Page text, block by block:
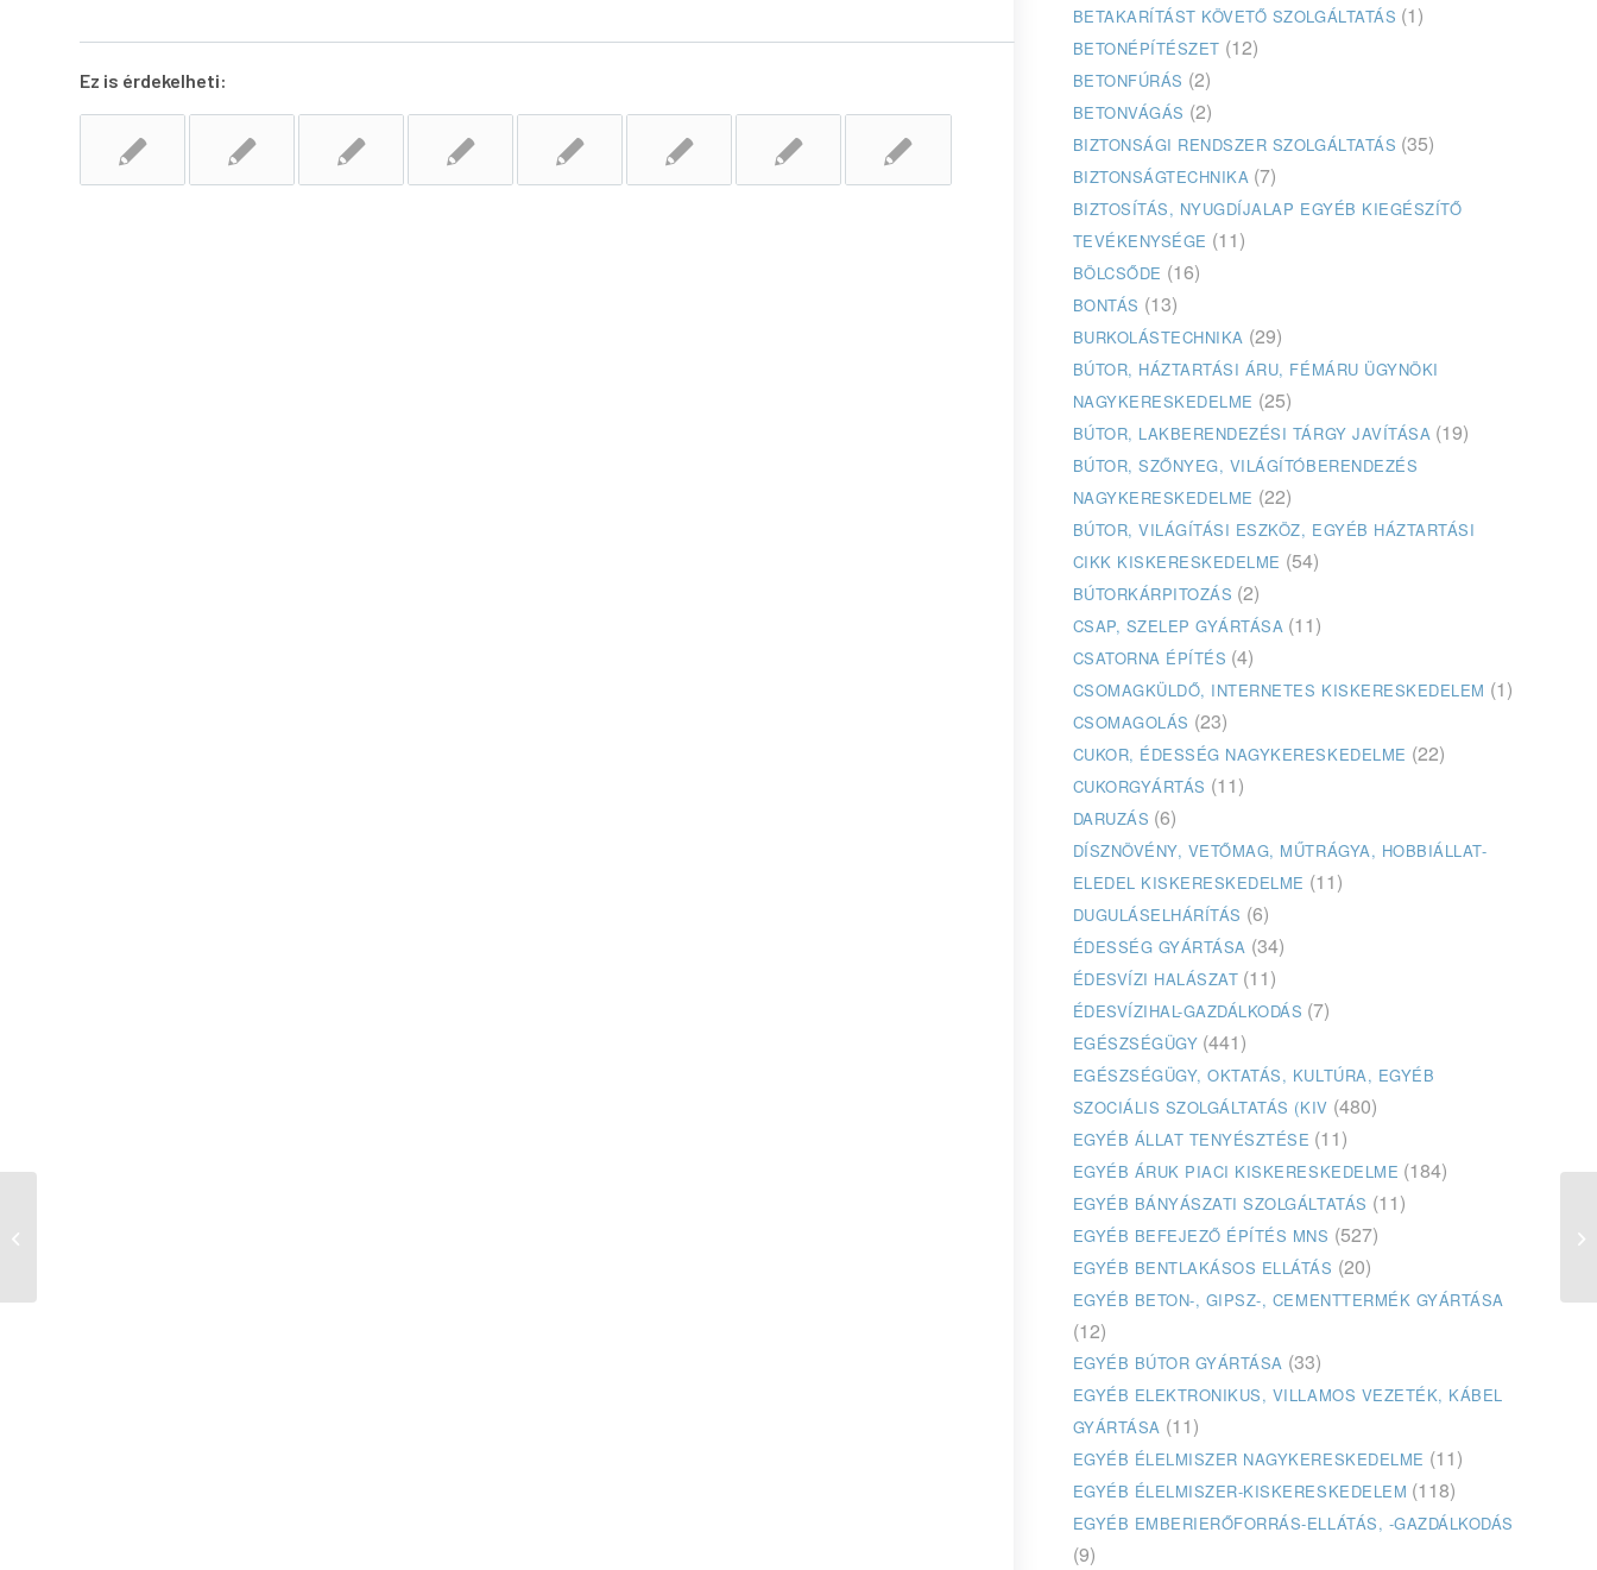
Ez is érdekelheti:
BETAKARÍTÁST KÖVETŐ SZOLGÁLTATÁS (1)
BETONÉPÍTÉSZET (12)
BETONFÚRÁS (2)
BETONVÁGÁS (2)
BIZTONSÁGI RENDSZER SZOLGÁLTATÁS (35)
BIZTONSÁGTECHNIKA (7)
BIZTOSÍTÁS, NYUGDÍJALAP EGYÉB KIEGÉSZÍTŐ
TEVÉKENYSÉGE (11)
BÖLCSŐDE (16)
BONTÁS (13)
BURKOLÁSTECHNIKA (29)
BÚTOR, HÁZTARTÁSI ÁRU, FÉMÁRU ÜGYNÖKI
NAGYKERESKEDELME (25)
BÚTOR, LAKBERENDEZÉSI TÁRGY JAVÍTÁSA (19)
BÚTOR, SZŐNYEG, VILÁGÍTÓBERENDEZÉS
NAGYKERESKEDELME (22)
BÚTOR, VILÁGÍTÁSI ESZKÖZ, EGYÉB HÁZTARTÁSI
CIKK KISKERESKEDELME (54)
BÚTORKÁRPITOZÁS (2)
CSAP, SZELEP GYÁRTÁSA (11)
CSATORNA ÉPÍTÉS (4)
CSOMAGKÜLDŐ, INTERNETES KISKERESKEDELEM (1)
CSOMAGOLÁS (23)
CUKOR, ÉDESSÉG NAGYKERESKEDELME (22)
CUKORGYÁRTÁS (11)
DARUZÁS (6)
DÍSZNÖVÉNY, VETŐMAG, MŰTRÁGYA, HOBBIÁLLAT-
ELEDEL KISKERESKEDELME (11)
DUGULÁSELHÁRÍTÁS (6)
ÉDESSÉG GYÁRTÁSA (34)
ÉDESVÍZI HALÁSZAT (11)
ÉDESVÍZIHAL-GAZDÁLKODÁS (7)
EGÉSZSÉGÜGY (441)
EGÉSZSÉGÜGY, OKTATÁS, KULTÚRA, EGYÉB
SZOCIÁLIS SZOLGÁLTATÁS (KIV (480)
EGYÉB ÁLLAT TENYÉSZTÉSE (11)
EGYÉB ÁRUK PIACI KISKERESKEDELME (184)
EGYÉB BÁNYÁSZATI SZOLGÁLTATÁS (11)
EGYÉB BEFEJEZŐ ÉPÍTÉS MNS (527)
EGYÉB BENTLAKÁSOS ELLÁTÁS (20)
EGYÉB BETON-, GIPSZ-, CEMENTTERMÉK GYÁRTÁSA
(12)
EGYÉB BÚTOR GYÁRTÁSA (33)
EGYÉB ELEKTRONIKUS, VILLAMOS VEZETÉK, KÁBEL
GYÁRTÁSA (11)
EGYÉB ÉLELMISZER NAGYKERESKEDELME (11)
EGYÉB ÉLELMISZER-KISKERESKEDELEM (118)
EGYÉB EMBERIERŐFORRÁS-ELLÁTÁS, -GAZDÁLKODÁS
(9)